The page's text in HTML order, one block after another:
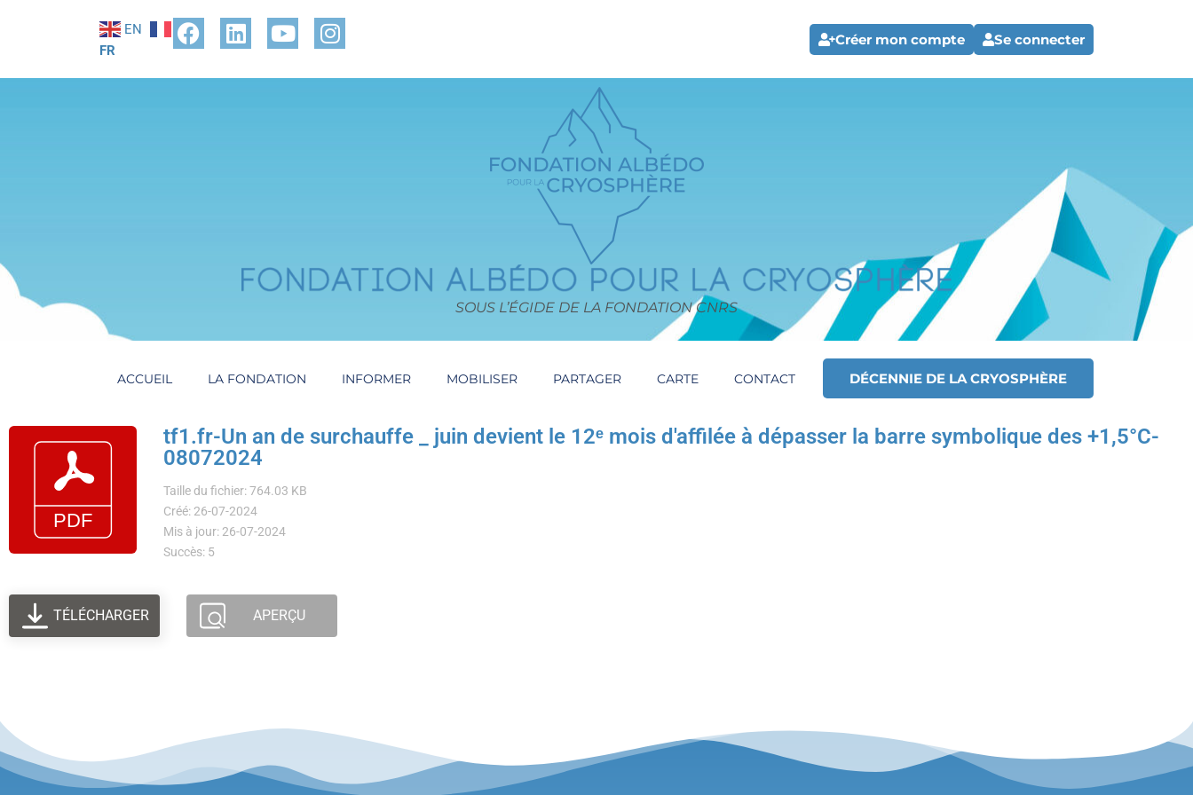
EN
FR
Créer mon compte Se connecter
SOUS L’ÉGIDE DE LA FONDATION CNRS
ACCUEIL LA FONDATION INFORMER MOBILISER PARTAGER CARTE CONTACT DÉCENNIE DE LA CRYOSPHÈRE
tf1.fr-Un an de surchauffe _ juin devient le 12ᵉ mois d'affilée à dépasser la barre symbolique des +1,5°C-
08072024
Taille du fichier: 764.03 KB
Créé: 26-07-2024
Mis à jour: 26-07-2024
Succès: 5
TÉLÉCHARGER APERÇU